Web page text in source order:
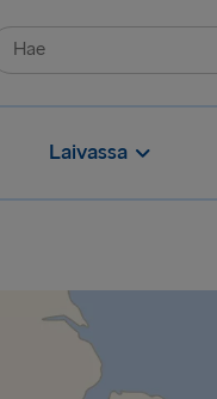
Laivassa